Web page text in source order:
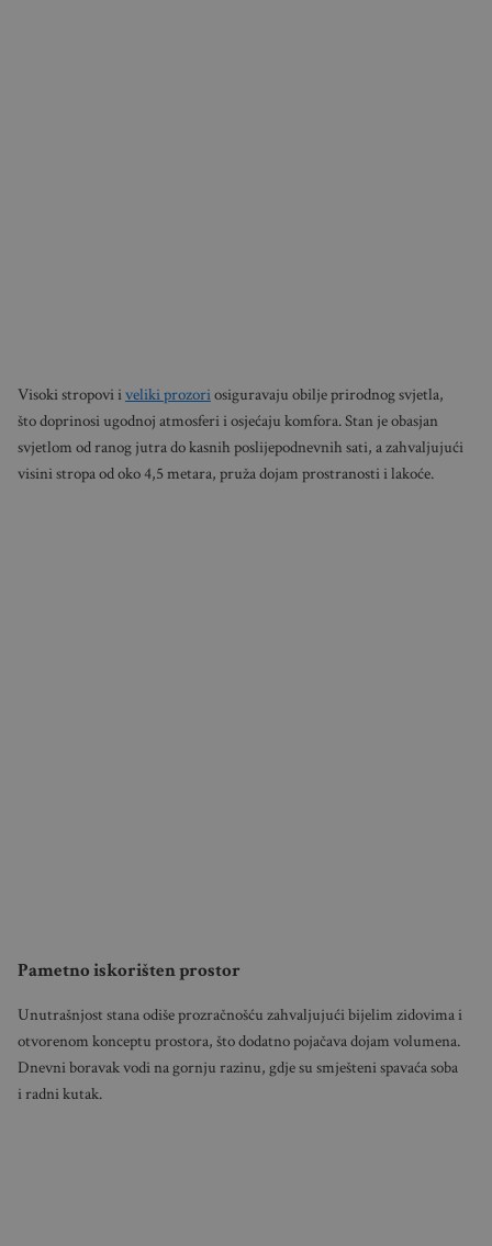
Visoki stropovi iveliki prozoriosiguravaju obilje prirodnog svjetla,
što doprinosi ugodnoj atmosferi i osjećaju komfora. Stan je obasjan
svjetlom od ranog jutra do kasnih poslijepodnevnih sati, a zahvaljujući
visini stropa od oko 4,5 metara, pruža dojam prostranosti i lakoće.
Pametno iskorišten prostor
Unutrašnjost stana odiše prozračnošću zahvaljujući bijelim zidovima i
otvorenom konceptu prostora, što dodatno pojačava dojam volumena.
Dnevni boravak vodi na gornju razinu, gdje su smješteni spavaća soba
i radni kutak.